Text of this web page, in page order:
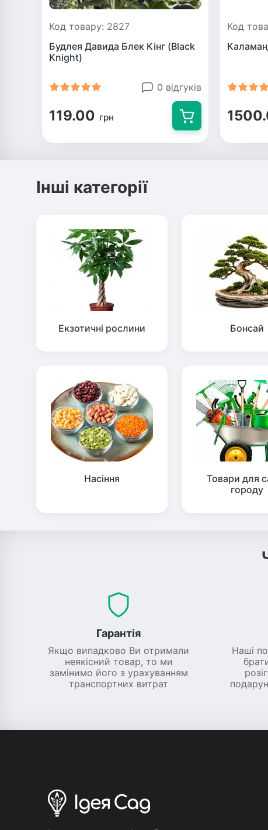
Код товару: 2827
Будлея Давида Блек Кінг (Black
Knight)
0 відгуків
119.00 грн
Код
Інші категорії
Екзотичні рослини Бонсай
Насіння
Товари для
городу
Гарантія
Якщо випадково Ви отримали
неякісний товар, то ми
замінимо його з урахуванням
транспортних витрат
Наші